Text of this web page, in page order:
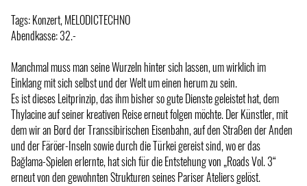
Tags: Konzert, MELODICTECHNO
Abendkasse: 32.-
Manchmal muss man seine Wurzeln hinter sich lassen, um wirklich im
Einklang mit sich selbst und der Welt um einen herum zu sein.
Es ist dieses Leitprinzip, das ihm bisher so gute Dienste geleistet hat, dem
Thylacine auf seiner kreativen Reise erneut folgen möchte. Der Künstler, mit
dem wir an Bord der Transsibirischen Eisenbahn, auf den Straßen der Anden
und der Färöer-Inseln sowie durch die Türkei gereist sind, wo er das
Bağlama-Spielen erlernte, hat sich für die Entstehung von „Roads Vol. 3“
erneut von den gewohnten Strukturen seines Pariser Ateliers gelöst.